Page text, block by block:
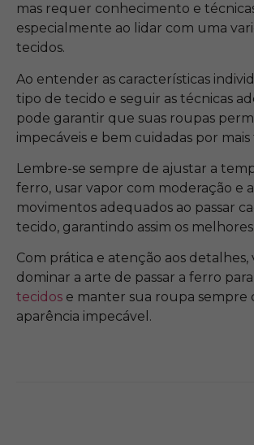
mas requer conhecimento e
especialmente ao lidar com uma
tecidos.
Ao entender as características
tipo de tecido e seguir as técnicas
pode garantir que suas roupas
impecáveis ​​e bem cuidadas por
Lembre-se sempre de ajustar a
ferro, usar vapor com moderação e
movimentos adequados ao passar
tecido, garantindo assim os
Com prática e atenção aos detalhes,
dominar a arte de passar a ferro
tecidos e manter sua roupa sempre
aparência impecável.